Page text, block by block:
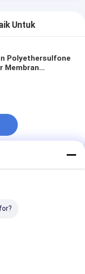
Untuk
Polyethersulfone
Membran